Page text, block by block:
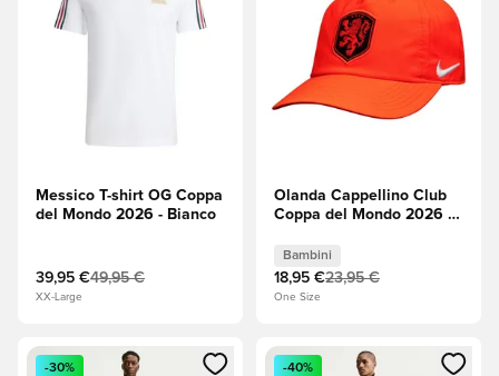
Messico T-shirt OG Coppa
del Mondo 2026 - Bianco
39,95 €49,95 €
XX-Large
Olanda Cappellino Club
Coppa del Mondo 2026 -
(Rosso)/Bianco Bambini
Bambini
18,95 €23,95 €
One Size
Apre una finestra modale per accedere o registrarsi come
-30%
Apre una finestra modale per
-40%